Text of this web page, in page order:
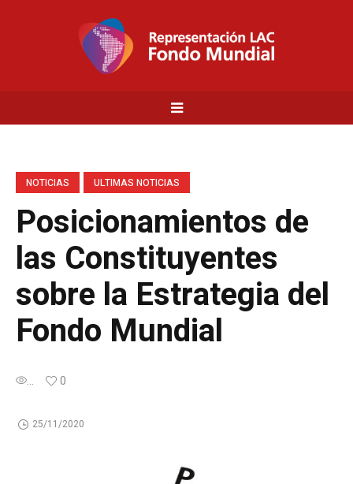
NOTICIAS ULTIMAS NOTICIAS
Posicionamientos de
las Constituyentes
sobre la Estrategia del
Fondo Mundial
... 0
25/11/2020